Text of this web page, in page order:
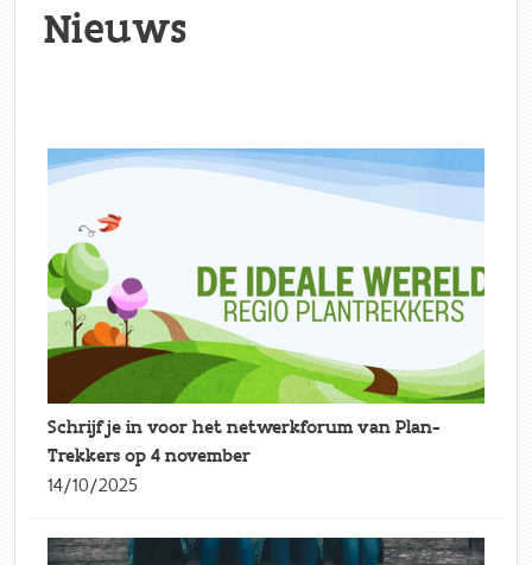
Nieuws
Schrijf je in voor het netwerkforum van Plan-
Trekkers op 4 november
14/10/2025